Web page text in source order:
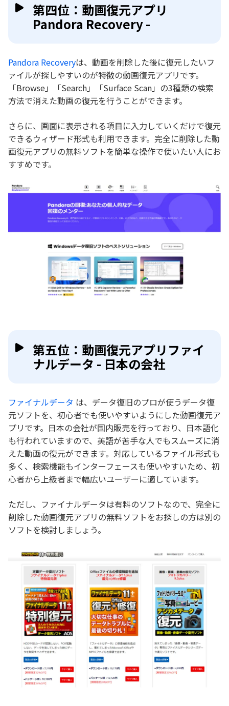
第四位：動画復元アプリ
Pandora Recovery -
Pandora Recoveryは、動画を削除した後に復元したいフ
ァイルが探しやすいのが特徴の動画復元アプリです。
「Browse」「Search」「Surface Scan」の3種類の検索
方法で消えた動画の復元を行うことができます。
さらに、画面に表示される項目に入力していくだけで復元
できるウィザード形式も利用できます。完全に削除した動
画復元アプリの無料ソフトを簡単な操作で使いたい人にお
すすめです。
第五位：動画復元アプリファイ
ナルデータ - 日本の会社
ファイナルデータ は、データ復旧のプロが使うデータ復
元ソフトを、初心者でも使いやすいようにした動画復元ア
プリです。日本の会社が国内販売を行っており、日本語化
も行われていますので、英語が苦手な人でもスムーズに消
えた動画の復元ができます。対応しているファイル形式も
多く、検索機能もインターフェースも使いやすいため、初
心者から上級者まで幅広いユーザーに適しています。
ただし、ファイナルデータは有料のソフトなので、完全に
削除した動画復元アプリの無料ソフトをお探しの方は別の
ソフトを検討しましょう。